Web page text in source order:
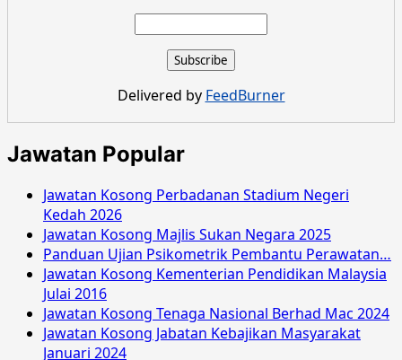
Perusahaan
Getah
Ogos
2018
Delivered by FeedBurner
Jawatan Popular
Jawatan Kosong Perbadanan Stadium Negeri
Kedah 2026
Jawatan Kosong Majlis Sukan Negara 2025
Panduan Ujian Psikometrik Pembantu Perawatan…
Jawatan Kosong Kementerian Pendidikan Malaysia
Julai 2016
Jawatan Kosong Tenaga Nasional Berhad Mac 2024
Jawatan Kosong Jabatan Kebajikan Masyarakat
Januari 2024